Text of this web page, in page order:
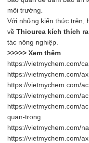
môi trường.
Với những kiến thức trên,
về Thiourea kích thích
tác nông nghiệp.
>>>>> Xem thêm
https://vietmychem.com/
https://vietmychem.com/
https://vietmychem.com/
https://vietmychem.com/
https://vietmychem.com/
quan-trong
https://vietmychem.com/
https://vietmychem.com/